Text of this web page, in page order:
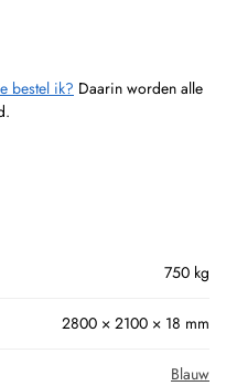
bestel ik? Daarin worden alle
750 kg
2800 × 2100 × 18 mm
Blauw